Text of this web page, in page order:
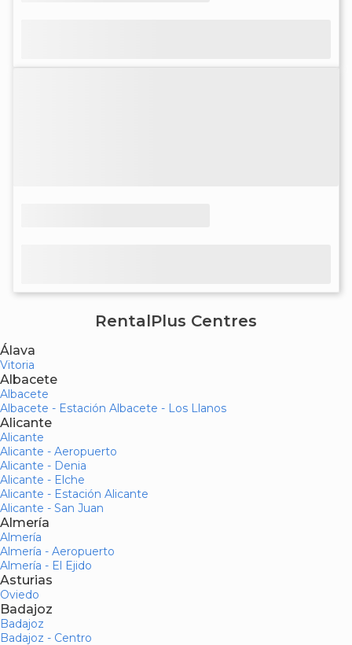
RentalPlus Centres
Álava
Vitoria
Albacete
Albacete
Albacete - Estación Albacete - Los Llanos
Alicante
Alicante
Alicante - Aeropuerto
Alicante - Denia
Alicante - Elche
Alicante - Estación Alicante
Alicante - San Juan
Almería
Almería
Almería - Aeropuerto
Almería - El Ejido
Asturias
Oviedo
Badajoz
Badajoz
Badajoz - Centro